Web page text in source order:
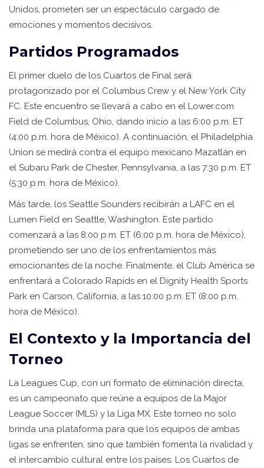
Unidos, prometen ser un espectáculo cargado de
emociones y momentos decisivos.
Partidos Programados
El primer duelo de los Cuartos de Final será
protagonizado por el Columbus Crew y el New York City
FC. Este encuentro se llevará a cabo en el Lower.com
Field de Columbus, Ohio, dando inicio a las 6:00 p.m. ET
(4:00 p.m. hora de México). A continuación, el Philadelphia
Union se medirá contra el equipo mexicano Mazatlán en
el Subaru Park de Chester, Pennsylvania, a las 7:30 p.m. ET
(5:30 p.m. hora de México).
Más tarde, los Seattle Sounders recibirán a LAFC en el
Lumen Field en Seattle, Washington. Este partido
comenzará a las 8:00 p.m. ET (6:00 p.m. hora de México),
prometiendo ser uno de los enfrentamientos más
emocionantes de la noche. Finalmente, el Club América se
enfrentará a Colorado Rapids en el Dignity Health Sports
Park en Carson, California, a las 10:00 p.m. ET (8:00 p.m.
hora de México).
El Contexto y la Importancia del
Torneo
La Leagues Cup, con un formato de eliminación directa,
es un campeonato que reúne a equipos de la Major
League Soccer (MLS) y la Liga MX. Este torneo no solo
brinda una plataforma para que los equipos de ambas
ligas se enfrenten, sino que también fomenta la rivalidad y
el intercambio cultural entre los países. Los Cuartos de